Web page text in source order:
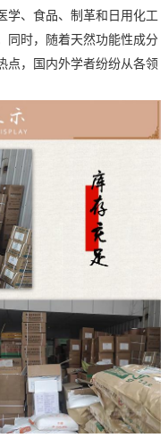
学、食品、制革和日用化工
同时，随着天然功能性成分
点，国内外学者纷纷从各领